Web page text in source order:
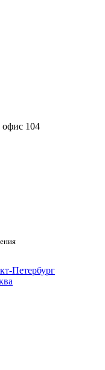
офис 104
Петербург